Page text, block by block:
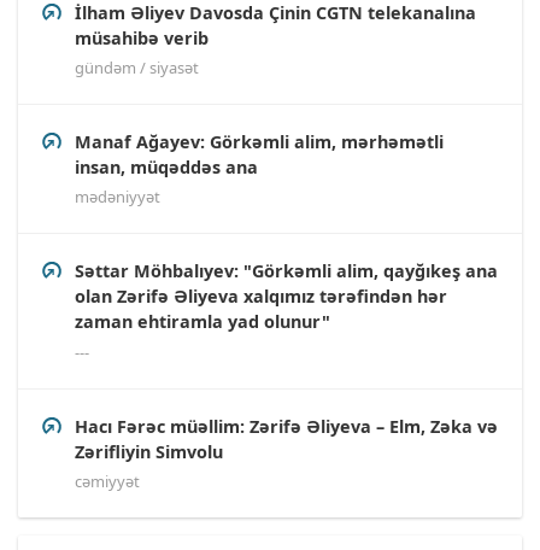
İlham Əliyev Davosda Çinin CGTN telekanalına
müsahibə verib
gündəm / siyasət
Manaf Ağayev: Görkəmli alim, mərhəmətli
insan, müqəddəs ana
mədəniyyət
Səttar Möhbalıyev: "Görkəmli alim, qayğıkeş ana
olan Zərifə Əliyeva xalqımız tərəfindən hər
zaman ehtiramla yad olunur"
---
Hacı Fərəc müəllim: Zərifə Əliyeva – Elm, Zəka və
Zərifliyin Simvolu
cəmiyyət